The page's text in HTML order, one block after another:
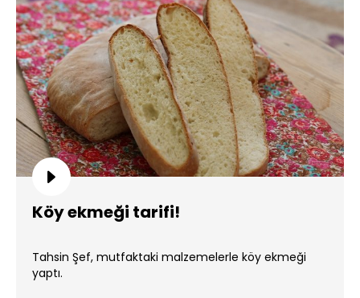
Köy ekmeği tarifi!
Tahsin Şef, mutfaktaki malzemelerle köy ekmeği
yaptı.